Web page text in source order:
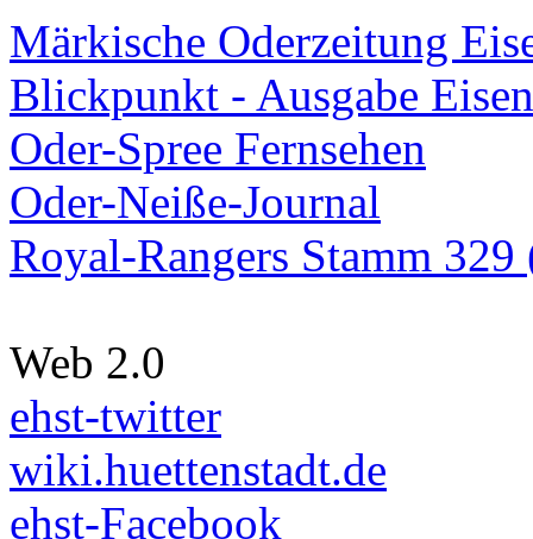
Märkische Oderzeitung
Blickpunkt - Ausgabe
Oder-Spree Fernsehen
Oder-Neiße-Journal
Royal-Rangers Stamm
Web 2.0
ehst-twitter
wiki.huettenstadt.de
ehst-Facebook